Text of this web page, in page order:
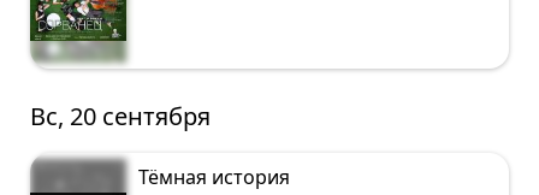
Вс, 20 сентября
Тёмная история